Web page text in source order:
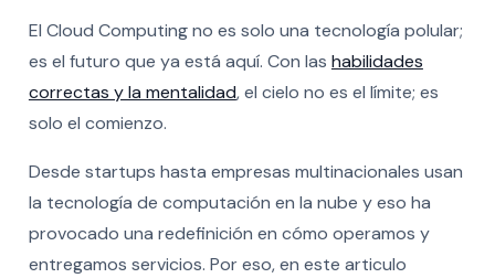
El Cloud Computing no es solo una tecnología polular;
es el futuro que ya está aquí. Con las habilidades
correctas y la mentalidad, el cielo no es el límite; es
solo el comienzo.
Desde startups hasta empresas multinacionales usan
la tecnología de computación en la nube y eso ha
provocado una redefinición en cómo operamos y
entregamos servicios. Por eso, en este articulo